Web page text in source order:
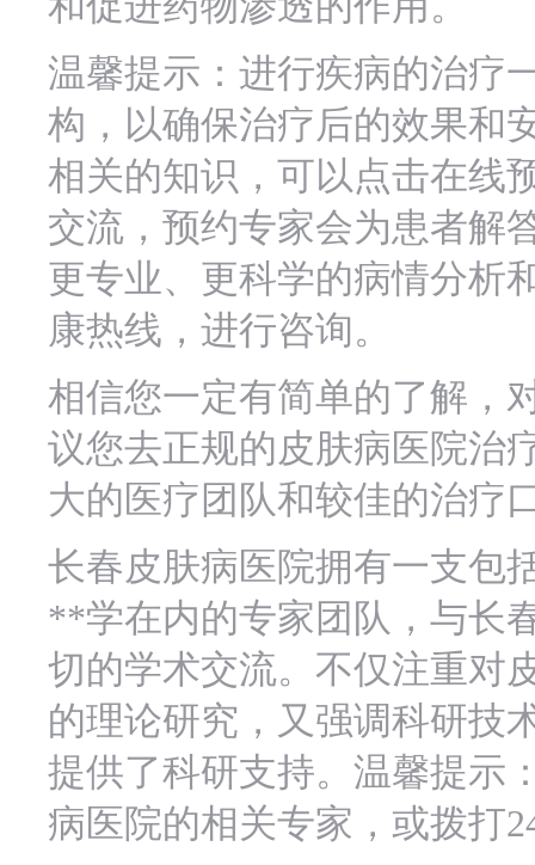
温馨提示：进行疾病的治疗
构，以确保治疗后的效果和
相关的知识，可以点击在线
交流，预约专家会为患者解
更专业、更科学的病情分析
康热线，进行咨询。
相信您一定有简单的了解，
议您去正规的皮肤病医院治
大的医疗团队和较佳的治疗
长春皮肤病医院拥有一支包
**学在内的专家团队，与长
切的学术交流。不仅注重对
的理论研究，又强调科研技
提供了科研支持。温馨提示
病医院的相关专家，或拨打